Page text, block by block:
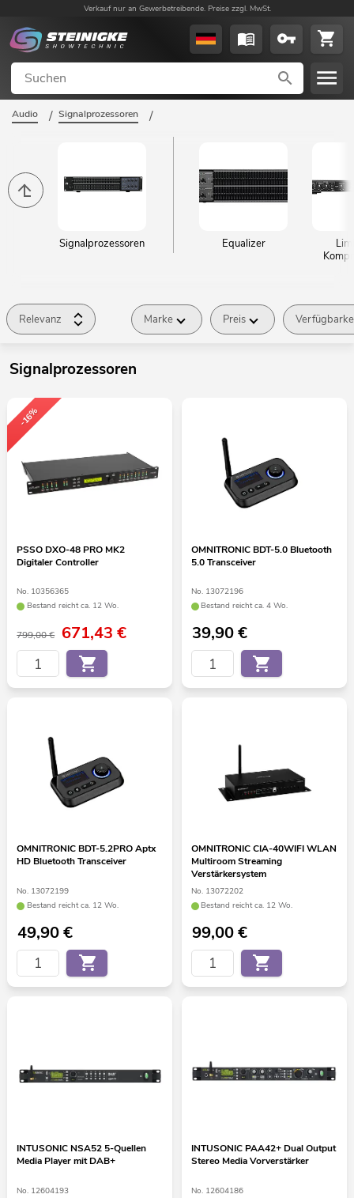
Verkauf nur an Gewerbetreibende. Preise zzgl. MwSt.
Audio / Signalprozessoren /
Signalprozessoren Equalizer
Relevanz Marke Preis
Signalprozessoren
-16%
PSSO DXO-48 PRO MK2
Digitaler Controller
No. 10356365
Bestand reicht ca. 12 Wo.
799,00 € 671,43€
OMNITRONIC BDT-5.0 Bluetooth
5.0 Transceiver
No. 13072196
Bestand reicht ca. 4 Wo.
39,90€
OMNITRONIC BDT-5.2PRO Aptx
HD Bluetooth Transceiver
No. 13072199
Bestand reicht ca. 12 Wo.
49,90€
OMNITRONIC CIA-40WIFI WLAN
Multiroom Streaming
Verstärkersystem
No. 13072202
Bestand reicht ca. 12 Wo.
99,00€
INTUSONIC NSA52 5-Quellen
Media Player mit DAB+
No. 12604193
INTUSONIC PAA42+ Dual Output
Stereo Media Vorverstärker
No. 12604186